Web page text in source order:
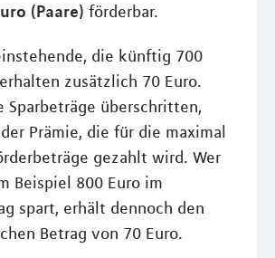
(Paare) förderbar.
die künftig 700
zusätzlich 70 Euro.
Sparbeträge überschritten,
Prämie, die für die maximal
gezahlt wird. Wer
Beispiel 800 Euro im
spart, erhält dennoch den
Betrag von 70 Euro.